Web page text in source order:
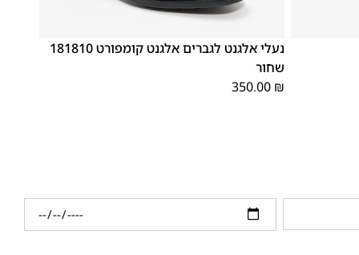
נעלי אלגנט לגברים אלגנט קומפורט 181810
שחור
350.00 ₪